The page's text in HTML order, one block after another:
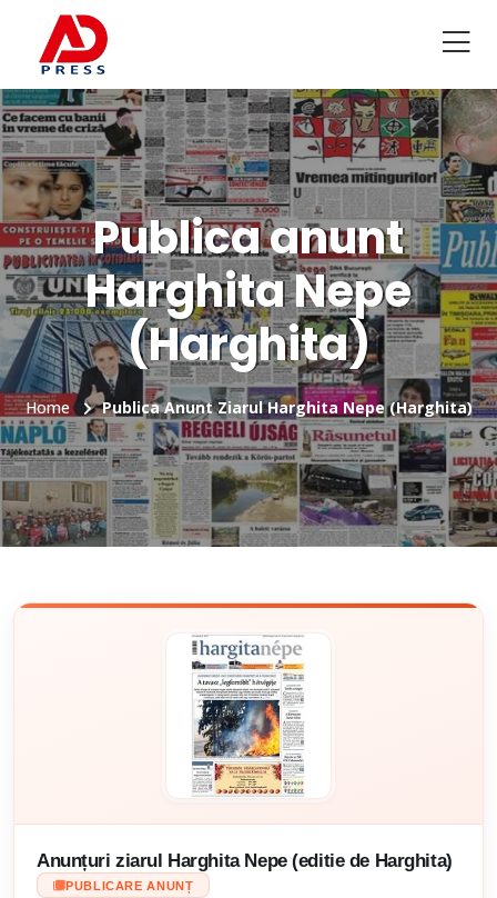
Publica anunt
Harghita Nepe
(Harghita)
Home Publica Anunt Ziarul Harghita Nepe (Harghita)
Anunțuri ziarul Harghita Nepe (editie de Harghita)
PUBLICARE ANUNȚ